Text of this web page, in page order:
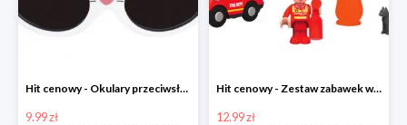
Hit cenowy - Okulary przeciwsłoneczne dla dzieci
9.99 zł
Hit cenowy - Zestaw zabawek w jajku
12.99 zł